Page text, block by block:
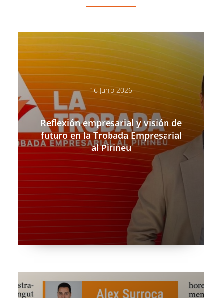
16 Junio 2026
Reflexión empresarial y visión de
futuro en la Trobada Empresarial
al Pirineu